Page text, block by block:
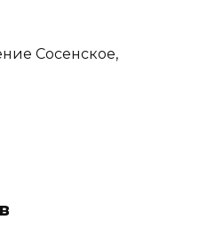
Сосенское,